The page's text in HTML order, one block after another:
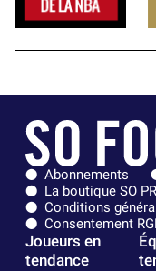
Abonnements
La boutique SO
Conditions
Consentement
Joueurs en
tendance